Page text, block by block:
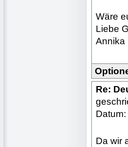
Wäre
Liebe
Annika
Re:
Da wir